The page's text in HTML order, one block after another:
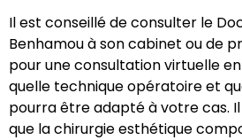
Il est conseillé de consulter le
Benhamou à son cabinet ou de
pour une consultation virtuelle
quelle technique opératoire et
pourra être adapté à votre cas.
que la chirurgie esthétique